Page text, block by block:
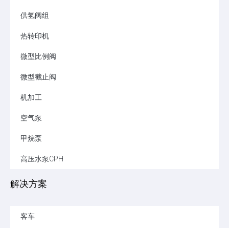
供氢阀组
热转印机
微型比例阀
微型截止阀
机加工
空气泵
甲烷泵
高压水泵CPH
解决方案
客车